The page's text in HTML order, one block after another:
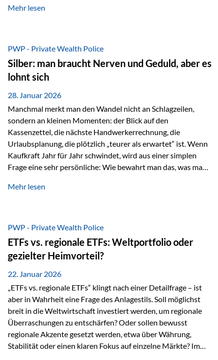
starken Anstiegen. Diese verändern jedoch nicht die
von geopolitischen Spannungen, einer stark ausgeweiteten
Geldmenge sowie strukturellen Verschiebungen an den
Kapitalmärkten geprägt ist, bleibt Gold ein bewährter Anker.
Nicht, weil…
Mehr lesen
PWP - Private Wealth Police
Silber: man braucht Nerven und Geduld, aber es
lohnt sich
28. Januar 2026
Manchmal merkt man den Wandel nicht an Schlagzeilen,
sondern an kleinen Momenten: der Blick auf den
Kassenzettel, die nächste Handwerkerrechnung, die
Urlaubsplanung, die plötzlich „teurer als erwartet“ ist. Wenn
Kaufkraft Jahr für Jahr schwindet, wird aus einer simplen
Frage eine sehr persönliche: Wie bewahrt man das, was man
Sachwerten mit einer Investition in Sachwerte zu
gerade dann, wenn Märkte nervös werden,…
Mehr lesen
PWP - Private Wealth Police
ETFs vs. regionale ETFs: Weltportfolio oder
gezielter Heimvorteil?
22. Januar 2026
„ETFs vs. regionale ETFs“ klingt nach einer Detailfrage – ist
aber in Wahrheit eine Frage des Anlagestils. Soll möglichst
breit in die Weltwirtschaft investiert werden, um regionale
Überraschungen zu entschärfen? Oder sollen bewusst
regionale Akzente gesetzt werden, etwa über Währung,
Stabilität oder einen klaren Fokus auf einzelne Märkte? Im